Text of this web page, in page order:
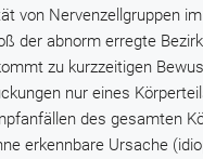
von Nervenzellgruppen
der abnorm erregte
zu kurzzeitigen
nur eines
des gesamten
erkennbare Ursache